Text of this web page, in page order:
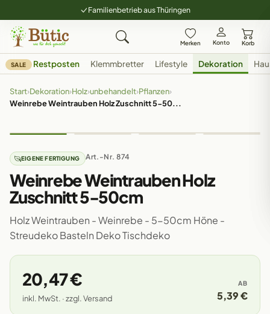
Familienbetrieb aus Thüringen
Merken Konto Korb
SALE Restposten Klemmbretter Lifestyle Dekoration
Start›Dekoration›Holz›unbehandelt›Pflanzen›
Weinrebe Weintrauben Holz Zuschnitt 5-50...
EIGENE FERTIGUNG Art.-Nr. 874
Weinrebe Weintrauben Holz
Zuschnitt 5-50cm
Holz Weintrauben - Weinrebe - 5-50cm Höne -
Streudeko Basteln Deko Tischdeko
20,47 €
inkl. MwSt. · zzgl. Versand
AB
5,39 €